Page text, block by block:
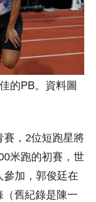
的PB。資料圖
賽，2位短跑星將
米跑的初賽，世
參加，郭俊廷在
舊紀錄是陳一